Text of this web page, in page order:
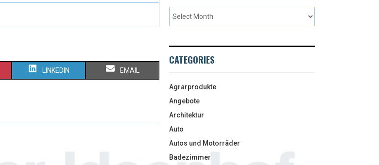
LINKEDIN EMAIL
CATEGORIES
Agrarprodukte
Angebote
Architektur
Auto
Autos und Motorräder
Badezimmer